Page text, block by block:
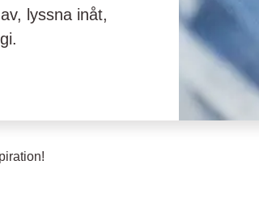
lyssna inåt,